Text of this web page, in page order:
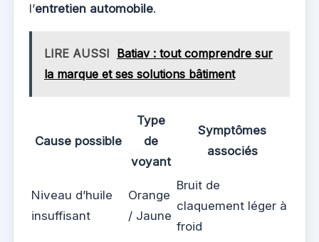
l’entretien automobile.
LIRE AUSSI Batiav : tout comprendre sur
la marque et ses solutions bâtiment
Cause possible
Type
de
voyant
Symptômes
associés
Niveau d’huile
insuffisant
Orange
/ Jaune
Bruit de
claquement léger à
froid